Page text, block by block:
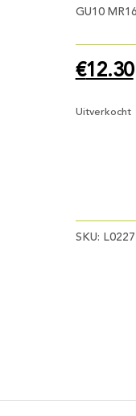
GU10
€12.30
Uitverkocht
SKU: